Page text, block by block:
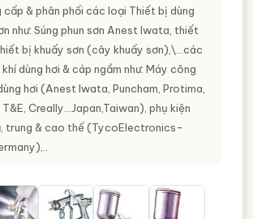
cấp & phân phối các loại Thiết bị dùng
như: Súng phun sơn Anest Iwata, thiết
bị khuấy sơn (cây khuấy sơn),\...các
dùng hơi & cáp ngầm như: Máy công
hơi (Anest Iwata, Puncham, Protima,
T&E, Creally…Japan,Taiwan), phụ kiện
trung & cao thế (TycoElectronics-